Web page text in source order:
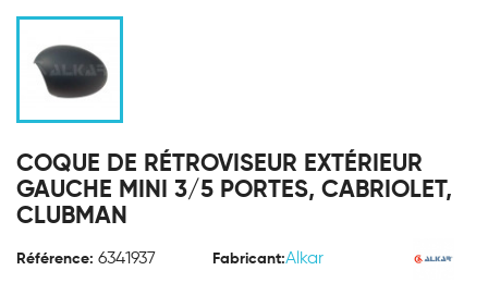
COQUE DE RÉTROVISEUR EXTÉRIEUR
GAUCHE MINI 3/5 PORTES, CABRIOLET,
CLUBMAN
Référence: 6341937 Fabricant:Alkar